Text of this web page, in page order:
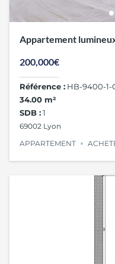
Appartement
200,000€
Référence :HB-9400-1-
34.00 m²
SDB :1
69002 Lyon
APPARTEMENT